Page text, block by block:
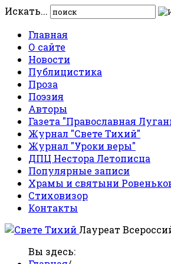
Искать...
Главная
О сайте
Новости
Публицистика
Проза
Поэзия
Авторы
Газета "Православная
Журнал "Свете Тихий"
Журнал "Уроки веры"
ДПЦ Нестора Летописца
Популярные записи
Храмы и святыни
Стиховизор
Контакты
Лауреат
Вы здесь: